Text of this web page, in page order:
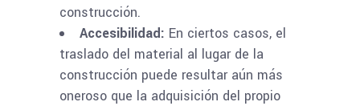
construcción.
Accesibilidad: En ciertos casos, el
traslado del material al lugar de la
construcción puede resultar aún más
oneroso que la adquisición del propio